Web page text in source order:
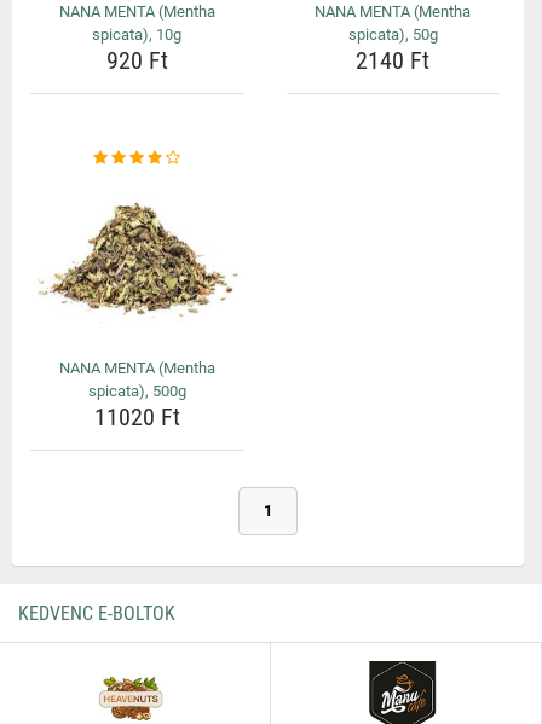
NANA MENTA (Mentha
spicata), 10g
920 Ft
NANA MENTA (Mentha
spicata), 50g
2140 Ft
NANA MENTA (Mentha
spicata), 500g
11020 Ft
1
KEDVENC E-BOLTOK